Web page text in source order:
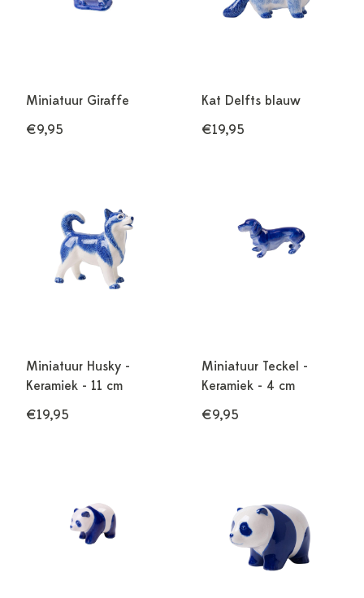
Miniatuur Giraffe
€9,95
Kat Delfts blauw
€19,95
Miniatuur Husky -
Keramiek - 11 cm
€19,95
Miniatuur Teckel -
Keramiek - 4 cm
€9,95